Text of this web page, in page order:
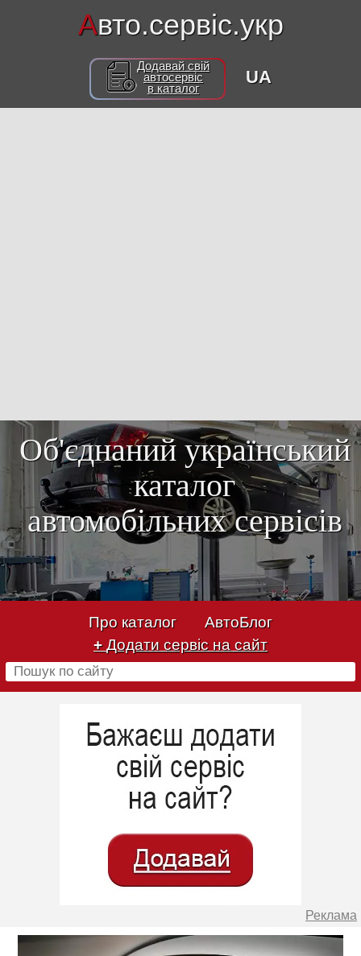
Авто.сервіс.укр
Додавай свій
автосервіс
в каталог
UA
Об'єднаний український
каталог
автомобільних сервісів
Про каталог
АвтоБлог
+ Додати сервіс на сайт
Реклама